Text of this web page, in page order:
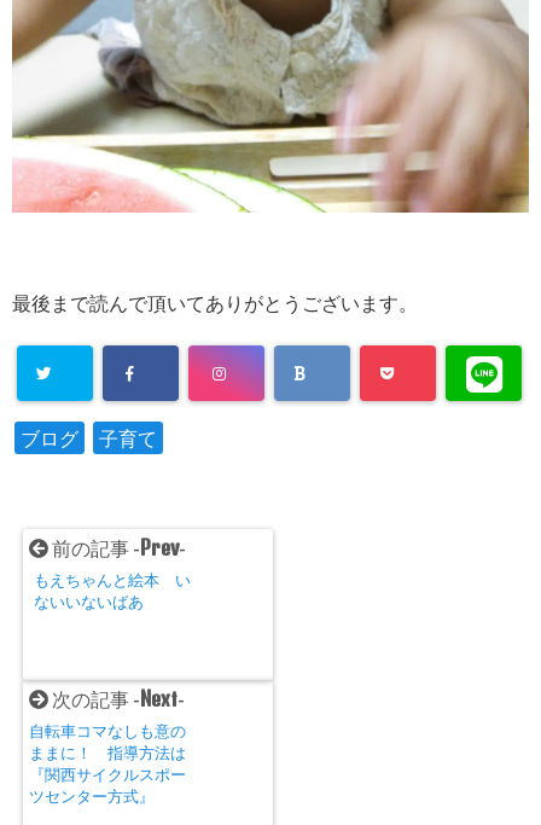
最後まで読んで頂いてありがとうございます。
ブログ 子育て
前の記事 -Prev-
もえちゃんと絵本 い
ないいないばあ
次の記事 -Next-
自転車コマなしも意の
ままに！ 指導方法は
『関西サイクルスポー
ツセンター方式』